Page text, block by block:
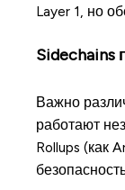
Layer 1, но
Sidechains
Важно
работают
Rollups (как